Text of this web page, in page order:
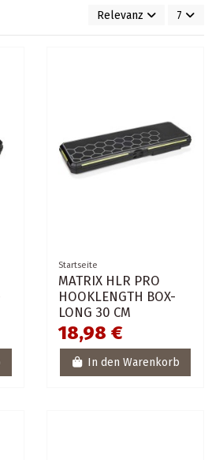
Relevanz 7
Startseite
MATRIX HLR PRO
HOOKLENGTH BOX-
LONG 30 CM
18,98 €
In den Warenkorb